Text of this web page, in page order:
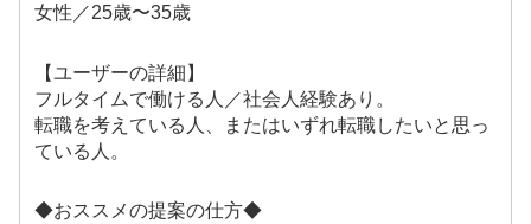
女性／25歳〜35歳
【ユーザーの詳細】
フルタイムで働ける人／社会人経験あり。
転職を考えている人、またはいずれ転職したいと思っ
ている人。
◆おススメの提案の仕方◆